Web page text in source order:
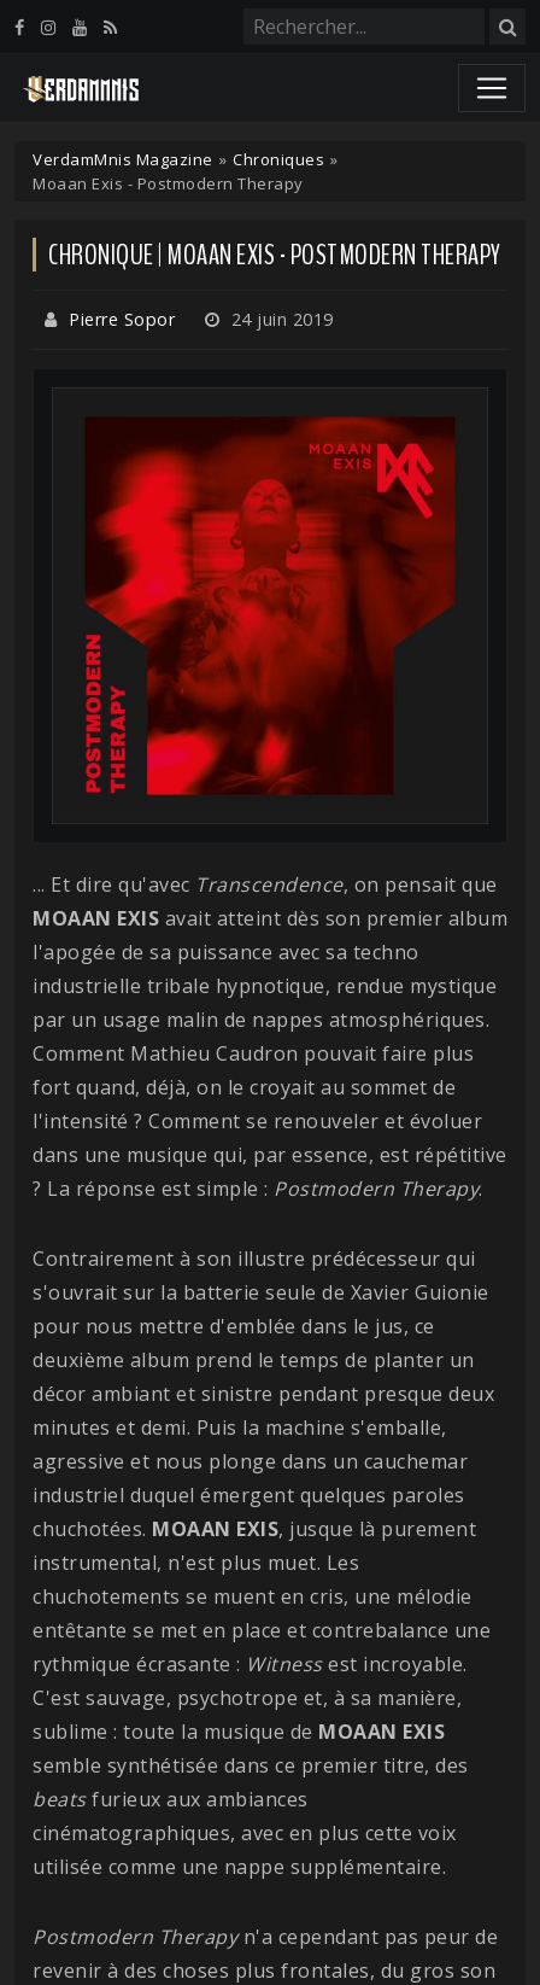
VerdamMnis Magazine » Chroniques »
Moaan Exis - Postmodern Therapy
CHRONIQUE | MOAAN EXIS - POSTMODERN THERAPY
Pierre Sopor 24 juin 2019
... Et dire qu'avec Transcendence, on pensait que
MOAAN EXIS avait atteint dès son premier album
l'apogée de sa puissance avec sa techno
industrielle tribale hypnotique, rendue mystique
par un usage malin de nappes atmosphériques.
Comment Mathieu Caudron pouvait faire plus
fort quand, déjà, on le croyait au sommet de
l'intensité ? Comment se renouveler et évoluer
dans une musique qui, par essence, est répétitive
? La réponse est simple : Postmodern Therapy.
Contrairement à son illustre prédécesseur qui
s'ouvrait sur la batterie seule de Xavier Guionie
pour nous mettre d'emblée dans le jus, ce
deuxième album prend le temps de planter un
décor ambiant et sinistre pendant presque deux
minutes et demi. Puis la machine s'emballe,
agressive et nous plonge dans un cauchemar
industriel duquel émergent quelques paroles
chuchotées. MOAAN EXIS, jusque là purement
instrumental, n'est plus muet. Les
chuchotements se muent en cris, une mélodie
entêtante se met en place et contrebalance une
rythmique écrasante : Witnessest incroyable.
C'est sauvage, psychotrope et, à sa manière,
sublime : toute la musique de MOAAN EXIS
semble synthétisée dans ce premier titre, des
beatsfurieux aux ambiances
cinématographiques, avec en plus cette voix
utilisée comme une nappe supplémentaire.
Postmodern Therapyn'a cependant pas peur de
revenir à des choses plus frontales, du gros son
Panneau de gestion des cookies